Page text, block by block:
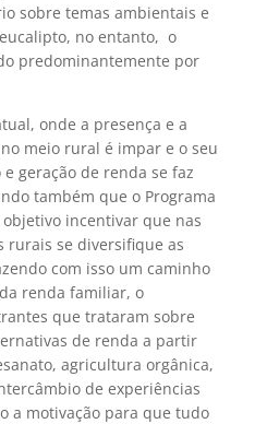
sobre temas ambientais e
no entanto, o
predominantemente por
onde a presença e a
meio rural é impar e o seu
geração de renda se faz
também que o Programa
incentivar que nas
rurais se diversifique as
com isso um caminho
renda familiar, o
que trataram sobre
de renda a partir
agricultura orgânica,
de experiências
a motivação para que tudo